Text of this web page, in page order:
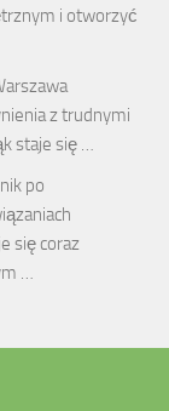
i otworzyć
z trudnymi
staje się …
po
się coraz
…